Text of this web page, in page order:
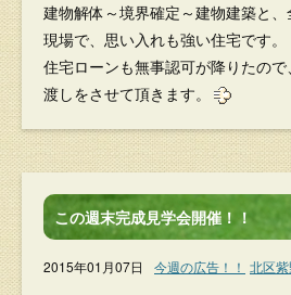
建物解体～境界確定～建物建築と
現場で、思い入れも強い住宅です。
住宅ローンも無事認可が降りたの
渡しをさせて頂きます。
この週末完成見学会開催！！
2015年01月07日 今週の広告！！ 北区